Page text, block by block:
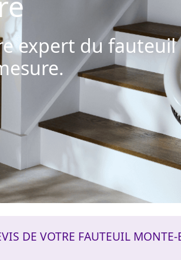
expert du fauteuil
DE VOTRE FAUTEUIL MONTE-